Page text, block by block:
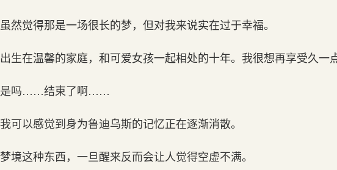
虽然觉得那是一场很长的梦，但对我来说实在过于幸福。
出生在温馨的家庭，和可爱女孩一起相处的十年。我很想再享受久
是吗……结束了啊……
我可以感觉到身为鲁迪乌斯的记忆正在逐渐消散。
梦境这种东西，一旦醒来反而会让人觉得空虚不满。